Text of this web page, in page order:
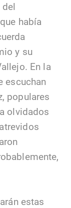
había
y su
En la
escuchan
populares
olvidados
estas